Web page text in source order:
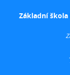
Základní škola